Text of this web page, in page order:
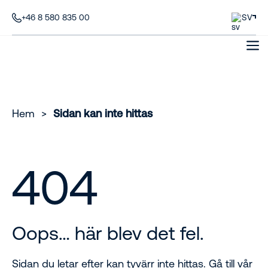
+46 8 580 835 00 SV
Hem > Sidan kan inte hittas
404
Oops… här blev det fel.
Sidan du letar efter kan tyvärr inte hittas. Gå till vår